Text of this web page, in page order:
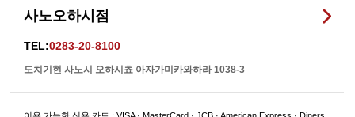
사노오하시점
TEL:0283-20-8100
도치기현 사노시 오하시쵸 아자가미카와하라 1038-3